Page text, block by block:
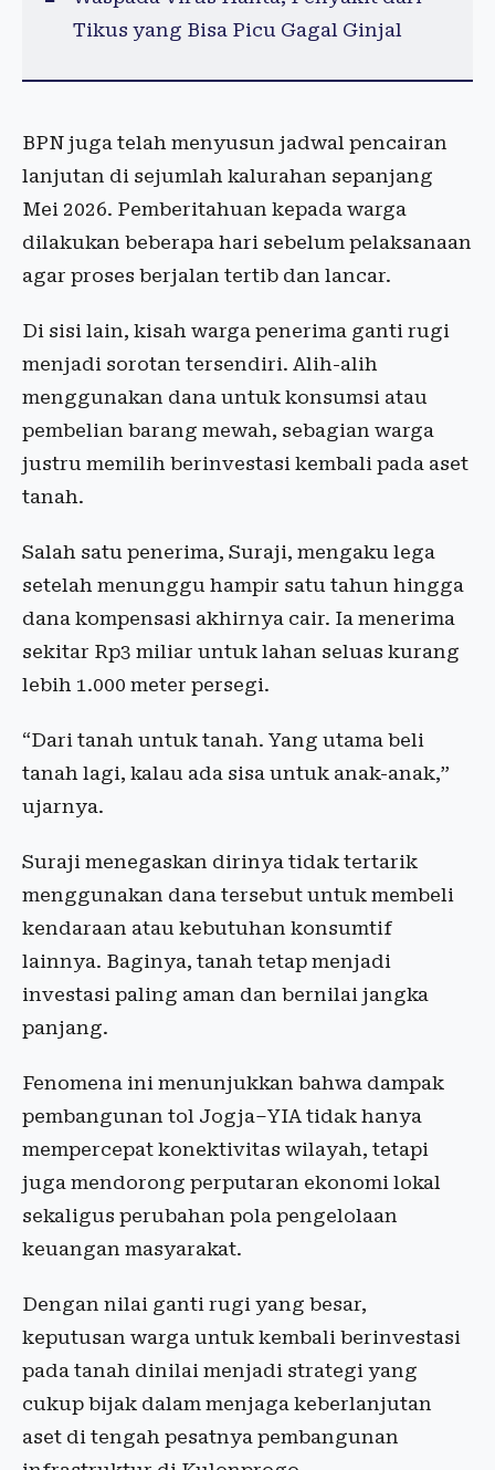
Tikus yang Bisa Picu Gagal Ginjal
BPN juga telah menyusun jadwal pencairan
lanjutan di sejumlah kalurahan sepanjang
Mei 2026. Pemberitahuan kepada warga
dilakukan beberapa hari sebelum pelaksanaan
agar proses berjalan tertib dan lancar.
Di sisi lain, kisah warga penerima ganti rugi
menjadi sorotan tersendiri. Alih-alih
menggunakan dana untuk konsumsi atau
pembelian barang mewah, sebagian warga
justru memilih berinvestasi kembali pada aset
tanah.
Salah satu penerima, Suraji, mengaku lega
setelah menunggu hampir satu tahun hingga
dana kompensasi akhirnya cair. Ia menerima
sekitar Rp3 miliar untuk lahan seluas kurang
lebih 1.000 meter persegi.
“Dari tanah untuk tanah. Yang utama beli
tanah lagi, kalau ada sisa untuk anak-anak,”
ujarnya.
Suraji menegaskan dirinya tidak tertarik
menggunakan dana tersebut untuk membeli
kendaraan atau kebutuhan konsumtif
lainnya. Baginya, tanah tetap menjadi
investasi paling aman dan bernilai jangka
panjang.
Fenomena ini menunjukkan bahwa dampak
pembangunan tol Jogja–YIA tidak hanya
mempercepat konektivitas wilayah, tetapi
juga mendorong perputaran ekonomi lokal
sekaligus perubahan pola pengelolaan
keuangan masyarakat.
Dengan nilai ganti rugi yang besar,
keputusan warga untuk kembali berinvestasi
pada tanah dinilai menjadi strategi yang
cukup bijak dalam menjaga keberlanjutan
aset di tengah pesatnya pembangunan